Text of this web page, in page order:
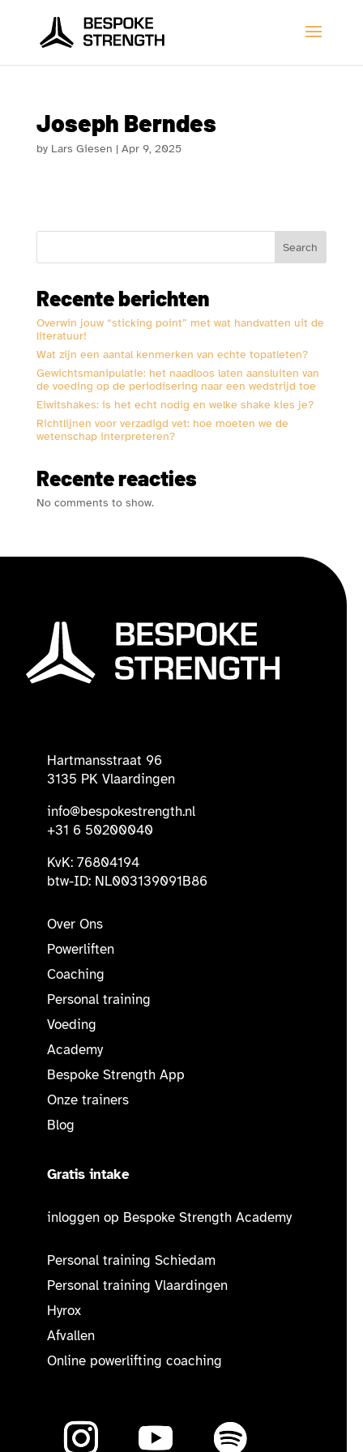
Joseph Berndes
by Lars Giesen | Apr 9, 2025
Search
Recente berichten
Overwin jouw “sticking point” met wat handvatten uit de
literatuur!
Wat zijn een aantal kenmerken van echte topatleten?
Gewichtsmanipulatie: het naadloos laten aansluiten van
de voeding op de periodisering naar een wedstrijd toe
Eiwitshakes: is het echt nodig en welke shake kies je?
Richtlijnen voor verzadigd vet: hoe moeten we de
wetenschap interpreteren?
Recente reacties
No comments to show.
Hartmansstraat 96
3135 PK Vlaardingen
info@bespokestrength.nl
+31 6 50200040
KvK: 76804194
btw-ID: NL003139091B86
Over Ons
Powerliften
Coaching
Personal training
Voeding
Academy
Bespoke Strength App
Onze trainers
Blog
Gratis intake
inloggen op Bespoke Strength Academy
Personal training Schiedam
Personal training Vlaardingen
Hyrox
Afvallen
Online powerlifting coaching